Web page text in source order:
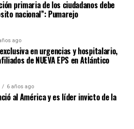
primaria de los ciudadanos debe
nacional”: Pumarejo
ago
en urgencias y hospitalario,
de NUEVA EPS en Atlántico
6 años ago
al América y es líder invicto de la